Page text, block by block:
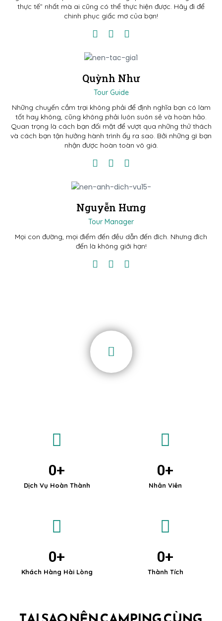
thực tế” nhất mà ai cũng có thể thực hiện được. Hãy đi để
chinh phục giấc mơ của bạn!
Quỳnh Như
Tour Guide
Những chuyến cắm trại không phải để định nghĩa bạn có làm
tốt hay không, cũng không phải luôn suôn sẻ và hoàn hảo.
Quan trọng là cách bạn đối mặt để vượt qua những thử thách
và cách bạn tận hưởng hành trình ấy ra sao. Bởi những gì bạn
nhận được hoàn toàn vô giá.
Nguyễn Hưng
Tour Manager
Mọi con đường, mọi điểm đến đều dẫn đến đích. Nhưng đích
đến là không giới hạn!
0+
Dịch Vụ Hoàn Thành
0+
Nhân Viên
0+
Khách Hàng Hài Lòng
0+
Thành Tích